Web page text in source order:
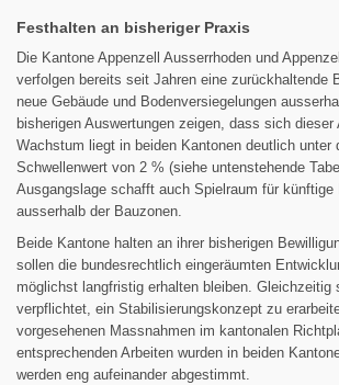
Festhalten an bisheriger Praxis
Die Kantone Appenzell Ausserrhoden und
verfolgen bereits seit Jahren eine zurückhaltende
neue Gebäude und Bodenversiegelungen
bisherigen Auswertungen zeigen, dass sich dieser
Wachstum liegt in beiden Kantonen deutlich unter
Schwellenwert von 2 % (siehe untenstehende
Ausgangslage schafft auch Spielraum für künftige
ausserhalb der Bauzonen.
Beide Kantone halten an ihrer bisherigen
sollen die bundesrechtlich eingeräumten
möglichst langfristig erhalten bleiben. Gleichzeitig
verpflichtet, ein Stabilisierungskonzept zu
vorgesehenen Massnahmen im kantonalen
entsprechenden Arbeiten wurden in beiden
werden eng aufeinander abgestimmt.